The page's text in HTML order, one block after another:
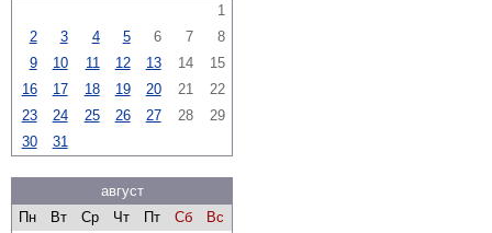
1
2
3 4 5 6 7
8
9
10 11 12 13 14
15
16
17 18 19 20 21
22
23
24 25 26 27 28
29
30
31
август
Пн
Вт Ср Чт Пт Сб
Вс